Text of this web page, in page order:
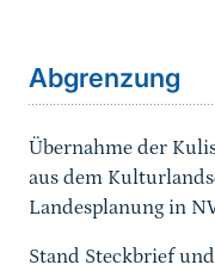
Abgrenzung
Übernahme der
aus dem K
Landesplanung in
Stand Steckbrief